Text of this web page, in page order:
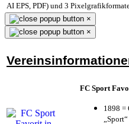
AI EPS, PDF) und 3
×
×
FC Sport
1898 =